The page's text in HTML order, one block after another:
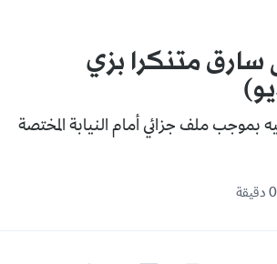
متنكرا بزي
بموجب ملف جزائي أمام النيابة المختصة